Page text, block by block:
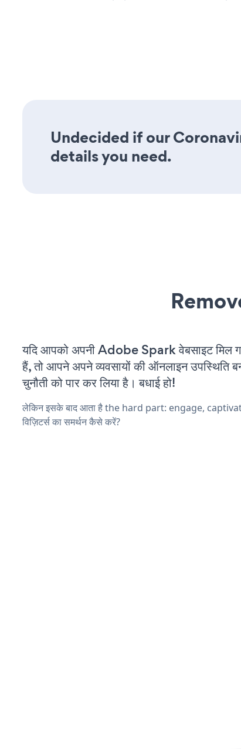
Undecided if our
details you need.
यदि आपको अपनी Adobe Spark वेबसाइट मिल
हैं, तो आपने अपने व्यवसायों की ऑनलाइन उपस्थिति
चुनौती को पार कर लिया है। बधाई हो!
लेकिन इसके बाद आता है the hard part: engage,
विज़िटर्स का समर्थन कैसे करें?